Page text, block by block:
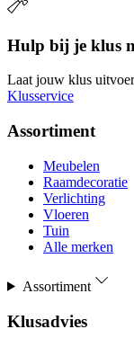
Hulp bij je klus
Laat jouw klus
Klusservice
Assortiment
Meubelen
Raamdecoratie
Verlichting
Vloeren
Tuin
Alle merken
Assortiment
Klusadvies